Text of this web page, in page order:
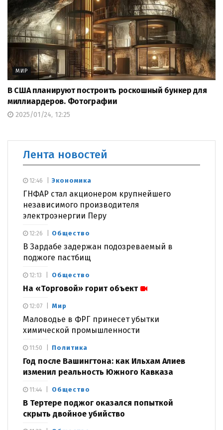
МИР
В США планируют построить роскошный бункер для
миллиардеров. Фотографии
2025/01/24, 12:25
Лента новостей
Экономика
ГНФАР стал акционером крупнейшего
независимого производителя
электроэнергии Перу
12:46
Общество
В Зардабе задержан подозреваемый в
поджоге пастбищ
12:26
Общество
На «Торговой» горит объект
12:13
Мир
Маловодье в ФРГ принесет убытки
химической промышленности
12:07
Политика
Год после Вашингтона: как Ильхам Алиев
изменил реальность Южного Кавказа
11:50
Общество
В Тертере поджог оказался попыткой
скрыть двойное убийство
11:44